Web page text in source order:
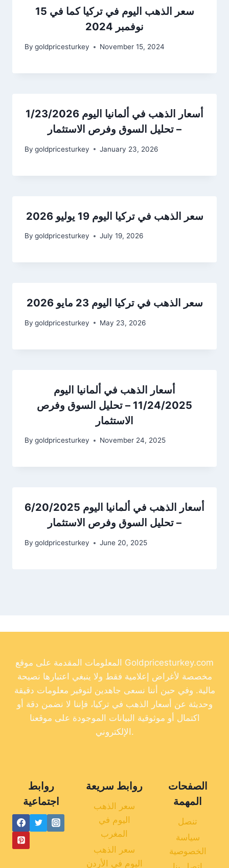
سعر الذهب اليوم في تركيا كما في 15
نوفمبر 2024
By goldpricesturkey November 15, 2024
أسعار الذهب في ألمانيا اليوم 1/23/2026
– تحليل السوق وفرص الاستثمار
By goldpricesturkey January 23, 2026
سعر الذهب في تركيا اليوم 19 يوليو 2026
By goldpricesturkey July 19, 2026
سعر الذهب في تركيا اليوم 23 مايو 2026
By goldpricesturkey May 23, 2026
أسعار الذهب في ألمانيا اليوم
11/24/2025 – تحليل السوق وفرص
الاستثمار
By goldpricesturkey November 24, 2025
أسعار الذهب في ألمانيا اليوم 6/20/2025
– تحليل السوق وفرص الاستثمار
By goldpricesturkey June 20, 2025
المعلومات المقدمة على موقع Goldpricesturkey.com
مخصصة لأغراض إعلامية فقط ولا ينبغي اعتبارها نصيحة
مالية. وفي حين أننا نسعى جاهدين لتوفير معلومات دقيقة
وحديثة عن أسعار الذهب في تركيا، فإننا لا نضمن دقة أو
اكتمال أو موثوقية البيانات الموجودة على موقعنا
الإلكتروني.
روابط
اجتماعية
روابط سريعة
سعر الذهب
اليوم في
المغرب
سعر الذهب
اليوم في الأردن
الصفحات
المهمة
تنصل
سياسة
الخصوصية